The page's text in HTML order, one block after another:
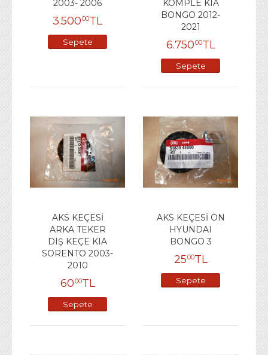
2003- 2006
3.50000TL
Sepete
KOMPLE KIA
BONGO 2012-
2021
6.75000TL
Sepete
AKS KEÇESİ
ARKA TEKER
DIŞ KEÇE KIA
SORENTO 2003-
2010
6000TL
Sepete
AKS KEÇESİ ÖN
HYUNDAI
BONGO 3
2500TL
Sepete